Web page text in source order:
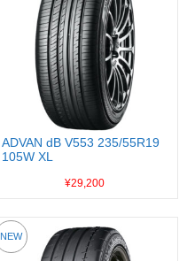
ADVAN dB V553 235/55R19
105W XL
¥29,200
NEW